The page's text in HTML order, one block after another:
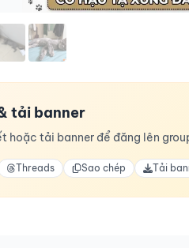
tải banner
hoặc tải banner để đăng lên
Threads Sao chép Tải